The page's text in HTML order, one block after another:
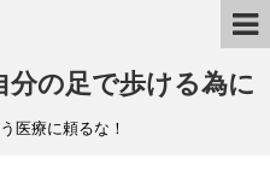
分の足で歩ける為に
医療に頼るな！